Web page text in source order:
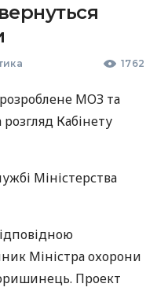
1762
МОЗ та
Кабінету
Міністерства
Міністра охорони
Проект